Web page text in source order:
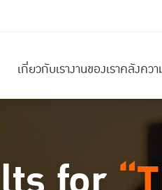
เกี่ยวกับเรางานของเราคลังควา